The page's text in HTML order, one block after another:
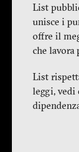
List
unisce i
offre il
che lavora
List
leggi, vedi